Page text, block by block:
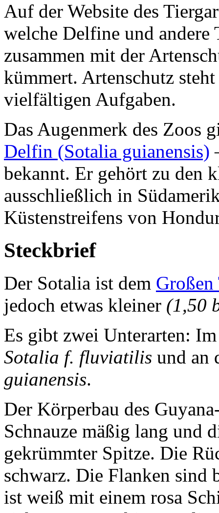
Auf der Website des
welche Delfine und
zusammen mit der
kümmert. Artenschutz
vielfältigen Aufgaben.
Das Augenmerk des Zoos
Delfin (Sotalia guianensis)
bekannt. Er gehört zu den
ausschließlich in
Küstenstreifens von
Steckbrief
Der Sotalia ist dem
jedoch etwas kleiner (1,50
Es gibt zwei Unterarten:
Sotalia f. fluviatilis und an
guianensis.
Der Körperbau des
Schnauze mäßig lang und
gekrümmter Spitze. Die
schwarz. Die Flanken sind
ist weiß mit einem rosa